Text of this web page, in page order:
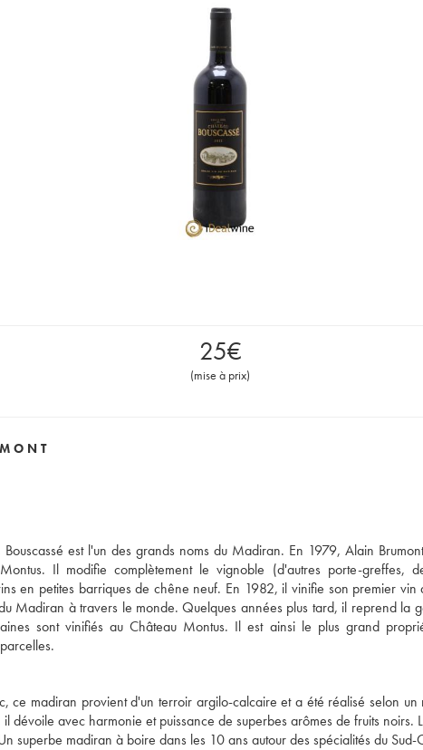
25€
(mise à prix)
est l'un des grands noms du Madiran. En 1979, Alain
Il modifie complètement le vignoble (d'autres porte-greffes,
en petites barriques de chêne neuf. En 1982, il vinifie son premier vin
Madiran à travers le monde. Quelques années plus tard, il reprend la
sont vinifiés au Château Montus. Il est ainsi le plus grand
ce madiran provient d'un terroir argilo-calcaire et a été réalisé selon un
avec harmonie et puissance de superbes arômes de fruits noirs.
superbe madiran à boire dans les 10 ans autour des spécialités du Sud-